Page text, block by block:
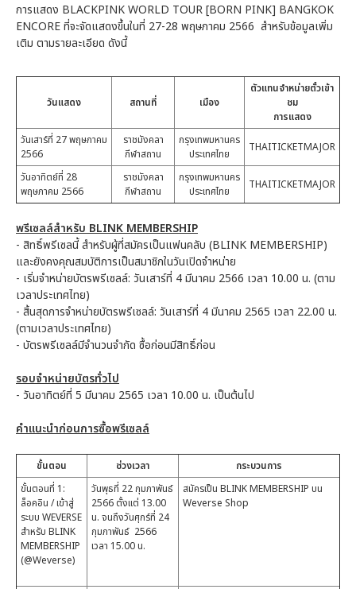
การแสดง BLACKPINK WORLD TOUR [BORN PINK] BANGKOK
ENCORE ที่จะจัดแสดงขึ้นในที่ 27-28 พฤษภาคม 2566 สำหรับข้อมูลเพิ่ม
เติม ตามรายละเอียด ดังนี้
วันแสดง สถานที่ เมือง
ตัวแทนจำหน่ายตั๋วเข้า
ชม
การแสดง
วันเสาร์ที่ 27 พฤษภาคม
2566
ราชมังคลา
กีฬาสถาน
กรุงเทพมหานคร
ประเทศไทย
THAITICKETMAJOR
วันอาทิตย์ที่ 28
พฤษภาคม 2566
ราชมังคลา
กีฬาสถาน
กรุงเทพมหานคร
ประเทศไทย
THAITICKETMAJOR
พรีเซลล์สำหรับ BLINK MEMBERSHIP
- สิทธิ์พรีเซลนี้ สำหรับผู้ที่สมัครเป็นแฟนคลับ (BLINK MEMBERSHIP)
และยังคงคุณสมบัติการเป็นสมาชิกในวันเปิดจำหน่าย
- เริ่มจำหน่ายบัตรพรีเซลล์: วันเสาร์ที่ 4 มีนาคม 2566 เวลา 10.00 น. (ตาม
เวลาประเทศไทย)
- สิ้นสุดการจำหน่ายบัตรพรีเซลล์: วันเสาร์ที่ 4 มีนาคม 2565 เวลา 22.00 น.
(ตามเวลาประเทศไทย)
- บัตรพรีเซลล์มีจำนวนจำกัด ซื้อก่อนมีสิทธิ์ก่อน
รอบจำหน่ายบัตรทั่วไป
- วันอาทิตย์ที่ 5 มีนาคม 2565 เวลา 10.00 น. เป็นต้นไป
คำแนะนำก่อนการซื้อพรีเซลล์
ขั้นตอน ช่วงเวลา
กระบวนการ
ขั้นตอนที่ 1:
ล็อคอิน / เข้าสู่
ระบบ WEVERSE
สำหรับ BLINK
MEMBERSHIP
(@Weverse)
วันพุธที่ 22 กุมภาพันธ์
2566 ตั้งแต่ 13.00
น. จนถึงวันศุกร์ที่ 24
กุมภาพันธ์ 2566
เวลา 15.00 น.
สมัครเป็น BLINK MEMBERSHIP บน
Weverse Shop